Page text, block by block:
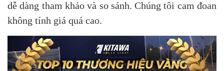
dễ dàng tham khảo và so sánh. Chúng tôi cam đoan
không tính giá quá cao.